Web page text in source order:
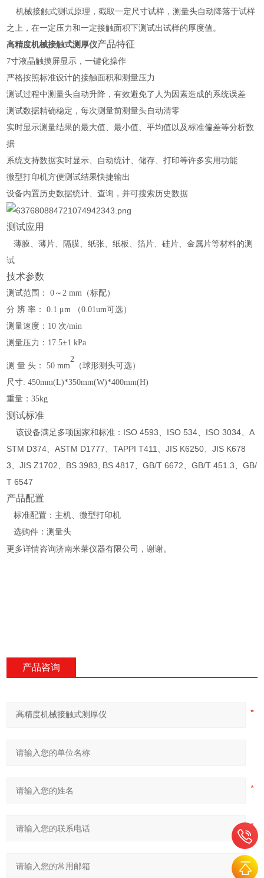
机械接触式测试原理，截取一定尺寸试样，测量头自动降落于试样
之上，在一定压力和一定接触面积下测试出试样的厚度值。
高精度机械接触式测厚仪产品特征
7寸液晶触摸屏显示，一键化操作
严格按照标准设计的接触面积和测量压力
测试过程中测量头自动升降，有效避免了人为因素造成的系统误差
测试数据精确稳定，每次测量前测量头自动清零
实时显示测量结果的最大值、最小值、平均值以及标准偏差等分析数
据
系统支持数据实时显示、自动统计、储存、打印等许多实用功能
微型打印机方便测试结果快捷输出
设备内置历史数据统计、查询，并可搜索历史数据
测试应用
薄膜、薄片、隔膜、纸张、纸板、箔片、硅片、金属片等材料的测
试
技术参数
测试范围 ：
0～2 mm（标配）
分 辨 率 ： 0.1 μm （0.01um可选）
测量速度 ： 10 次/min
测量压力 ： 17.5±1 kPa
测 量 头 ： 50 mm
2
（球形测头可选）
尺寸:450mm(L)*350mm(W)*400mm(H)
重量：35kg
测试标准
该设备满足多项国家和标准：ISO 4593、ISO 534、ISO 3034、A
STM D374、ASTM D1777、TAPPI T411、JIS K6250、JIS K678
3、JIS Z1702、BS 3983, BS 4817、GB/T 6672、GB/T 451.3、GB/
T 6547
产品配置
标准配置：主机、微型打印机
选购件：测量头
更多详情咨询济南米莱仪器有限公司，谢谢。
产品咨询